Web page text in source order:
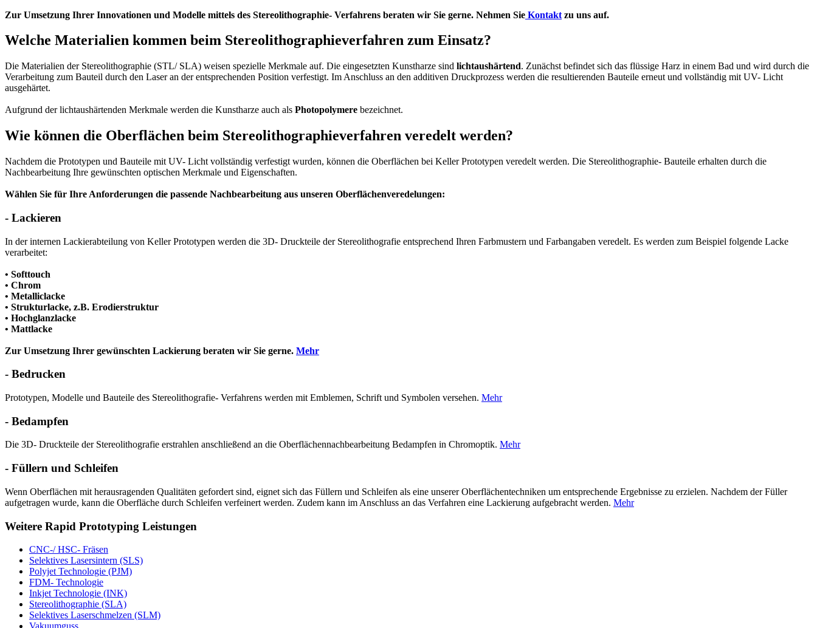
Zur Umsetzung Ihrer Innovationen und Modelle mittels des Stereolithographie- Verfahrens beraten wir Sie gerne. Nehmen Sie Kontakt zu uns auf.
Welche Materialien kommen beim Stereolithographieverfahren zum Einsatz?
Die Materialien der Stereolithographie (STL/ SLA) weisen spezielle Merkmale auf. Die eingesetzten Kunstharze sind lichtaushärtend. Zunächst befindet sich das flüssige Harz in einem Bad und wird durch die
Verarbeitung zum Bauteil durch den Laser an der entsprechenden Position verfestigt. Im Anschluss an den additiven Druckprozess werden die resultierenden Bauteile erneut und vollständig mit UV- Licht
ausgehärtet.
Aufgrund der lichtaushärtenden Merkmale werden die Kunstharze auch als Photopolymere bezeichnet.
Wie können die Oberflächen beim Stereolithographieverfahren veredelt werden?
Nachdem die Prototypen und Bauteile mit UV- Licht vollständig verfestigt wurden, können die Oberflächen bei Keller Prototypen veredelt werden. Die Stereolithographie- Bauteile erhalten durch die
Nachbearbeitung Ihre gewünschten optischen Merkmale und Eigenschaften.
Wählen Sie für Ihre Anforderungen die passende Nachbearbeitung aus unseren Oberflächenveredelungen:
- Lackieren
In der internen Lackierabteilung von Keller Prototypen werden die 3D- Druckteile der Stereolithografie entsprechend Ihren Farbmustern und Farbangaben veredelt. Es werden zum Beispiel folgende Lacke
verarbeitet:
• Softtouch
• Chrom
• Metalliclacke
• Strukturlacke, z.B. Erodierstruktur
• Hochglanzlacke
• Mattlacke
Zur Umsetzung Ihrer gewünschten Lackierung beraten wir Sie gerne. Mehr
- Bedrucken
Prototypen, Modelle und Bauteile des Stereolithografie- Verfahrens werden mit Emblemen, Schrift und Symbolen versehen. Mehr
- Bedampfen
Die 3D- Druckteile der Stereolithografie erstrahlen anschließend an die Oberflächennachbearbeitung Bedampfen in Chromoptik. Mehr
- Füllern und Schleifen
Wenn Oberflächen mit herausragenden Qualitäten gefordert sind, eignet sich das Füllern und Schleifen als eine unserer Oberflächentechniken um entsprechende Ergebnisse zu erzielen. Nachdem der Füller
aufgetragen wurde, kann die Oberfläche durch Schleifen verfeinert werden. Zudem kann im Anschluss an das Verfahren eine Lackierung aufgebracht werden. Mehr
Weitere Rapid Prototyping Leistungen
CNC-/ HSC- Fräsen
Selektives Lasersintern (SLS)
Polyjet Technologie (PJM)
FDM- Technologie
Inkjet Technologie (INK)
Stereolithographie (SLA)
Selektives Laserschmelzen (SLM)